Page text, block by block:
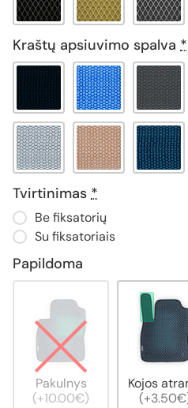
Kraštų apsiuvimo spalva *
Tvirtinimas *
Be fiksatorių
Su fiksatoriais
Papildoma
Pakulnys
(+10.00€)
Kojos